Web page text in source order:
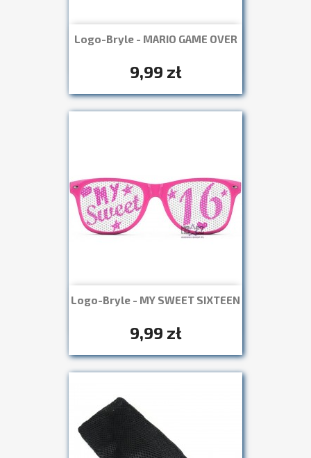
Logo-Bryle - MARIO GAME OVER
9,99 zł
Szybki podgląd
Logo-Bryle - MY SWEET SIXTEEN
9,99 zł
Szybki podgląd